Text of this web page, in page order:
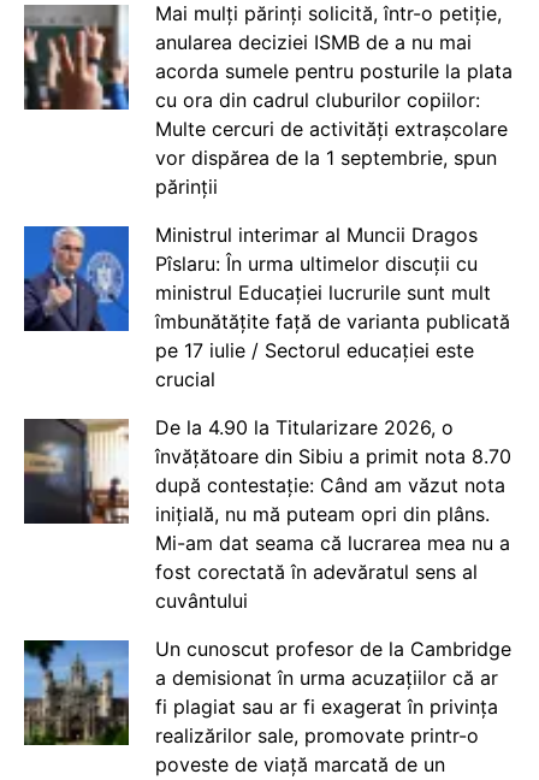
Mai mulți părinți solicită, într-o petiție,
anularea deciziei ISMB de a nu mai
acorda sumele pentru posturile la plata
cu ora din cadrul cluburilor copiilor:
Multe cercuri de activități extrașcolare
vor dispărea de la 1 septembrie, spun
părinții
Ministrul interimar al Muncii Dragos
Pîslaru: În urma ultimelor discuții cu
ministrul Educației lucrurile sunt mult
îmbunătățite față de varianta publicată
pe 17 iulie / Sectorul educației este
crucial
De la 4.90 la Titularizare 2026, o
învățătoare din Sibiu a primit nota 8.70
după contestație: Când am văzut nota
inițială, nu mă puteam opri din plâns.
Mi-am dat seama că lucrarea mea nu a
fost corectată în adevăratul sens al
cuvântului
Un cunoscut profesor de la Cambridge
a demisionat în urma acuzațiilor că ar
fi plagiat sau ar fi exagerat în privința
realizărilor sale, promovate printr-o
poveste de viață marcată de un